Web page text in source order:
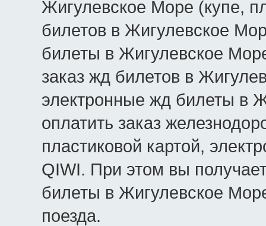
Жигулевское Море (купе,
билетов в Жигулевское
билеты в Жигулевское
заказ жд билетов в
электронные жд билеты в
оплатить заказ
пластиковой картой,
QIWI. При этом вы
билеты в Жигулевское
поезда.